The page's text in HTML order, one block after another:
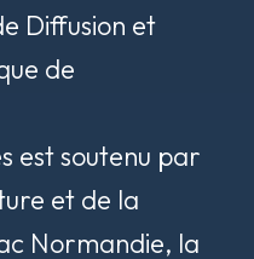
Diffusion et
de
est soutenu par
et de la
Normandie, la